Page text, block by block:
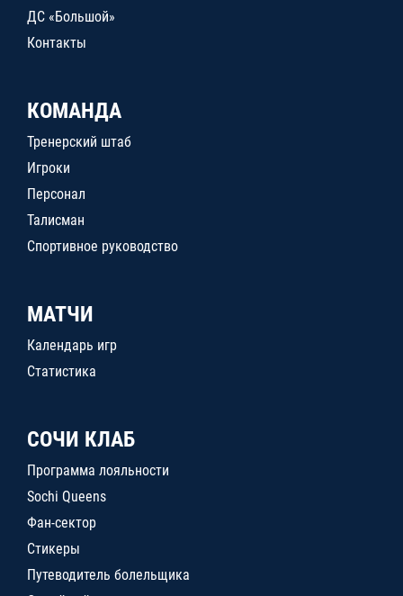
ДС «Большой»
Контакты
КОМАНДА
Тренерский штаб
Игроки
Персонал
Талисман
Спортивное руководство
МАТЧИ
Календарь игр
Статистика
СОЧИ КЛАБ
Программа лояльности
Sochi Queens
Фан-сектор
Стикеры
Путеводитель болельщика